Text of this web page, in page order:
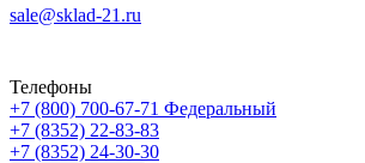
sale@sklad-21.ru
Телефоны
+7 (800) 700-67-71 Федеральный
+7 (8352) 22-83-83
+7 (8352) 24-30-30